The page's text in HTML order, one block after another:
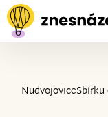
Nudvojovice